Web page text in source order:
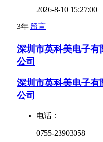
2026-8-10 15:27:00
3年 留言
深圳市英科美电子有
公司
深圳市英科美电子有
公司
电话：
0755-23903058